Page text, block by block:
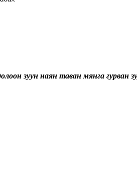
зуун наян таван мянга гурван